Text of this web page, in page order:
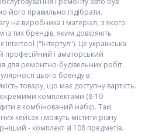
його правильно підібрати.
на виробника і матеріал, з якого
тих брендів, яким довіряють
Intertool ("Інтертул"). Це українська
професійний і аматорський
для ремонтно-будівельних робіт.
цього бренду в
товару, що має доступну вартість.
окремими комплектами (8-10
в комбінований набір. Такі
кейсах і можуть містити різну
- комплект зі 108 предметів.